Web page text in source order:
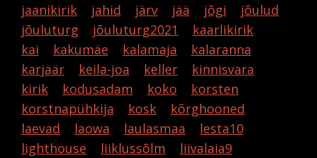
jaanikirik
jahid järv jää jõgi
jõulud
jõuluturg
jõuluturg2021
kaarlikirik
kai
kakumäe kalamaja
kalaranna
karjäär
keila-joa keller
kinnisvara
kirik
kodusadam koko
korsten
korstnapühkija
kosk
kõrghooned
laevad
laowa laulasmaa
lesta10
lighthouse
liiklussõlm
liivalaia9